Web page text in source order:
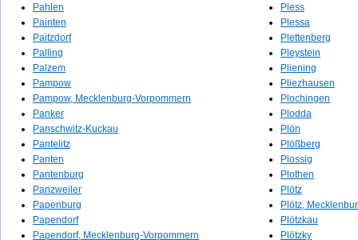
Pahlen
Painten
Paitzdorf
Palling
Palzem
Pampow
Pampow, Mecklenburg-Vorpommern
Panker
Panschwitz-Kuckau
Pantelitz
Panten
Pantenburg
Panzweiler
Papenburg
Papendorf
Papendorf, Mecklenburg-Vorpommern
Pless
Plessa
Plettenberg
Pleystein
Pliening
Pliezhausen
Plochingen
Plodda
Plön
Plößberg
Plossig
Plothen
Plötz
Plötz,
Plötzkau
Plötzky